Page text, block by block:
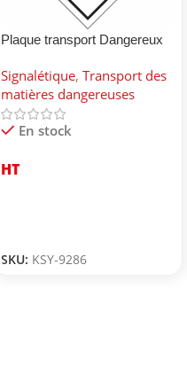
Plaque transport Dangereux
Signalétique, Transport des
matières dangereuses
En stock
HT
SKU: KSY-9286